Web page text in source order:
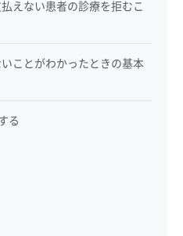
えない患者の診療を拒むこ
ことがわかったときの基本
る